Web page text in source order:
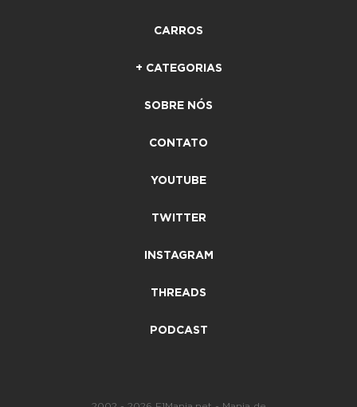
CARROS
+ CATEGORIAS
SOBRE NÓS
CONTATO
YOUTUBE
TWITTER
INSTAGRAM
THREADS
PODCAST